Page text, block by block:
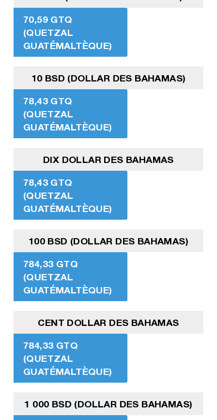
70,59 GTQ
(QUETZAL
GUATÉMALTÈQUE)
10 BSD (DOLLAR DES BAHAMAS)
78,43 GTQ
(QUETZAL
GUATÉMALTÈQUE)
DIX DOLLAR DES BAHAMAS
78,43 GTQ
(QUETZAL
GUATÉMALTÈQUE)
100 BSD (DOLLAR DES BAHAMAS)
784,33 GTQ
(QUETZAL
GUATÉMALTÈQUE)
CENT DOLLAR DES BAHAMAS
784,33 GTQ
(QUETZAL
GUATÉMALTÈQUE)
1 000 BSD (DOLLAR DES BAHAMAS)